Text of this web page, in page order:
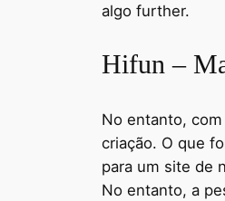
algo further.
Hifun –
No entanto,
criação. O que
para um site de
No entanto, a